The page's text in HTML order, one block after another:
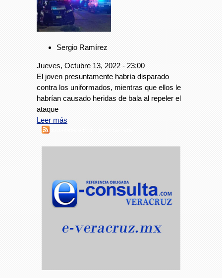
Sergio Ramírez
Jueves, Octubre 13, 2022 - 23:00
El joven presuntamente habría disparado
contra los uniformados, mientras que ellos le
habrían causado heridas de bala al repeler el
ataque
Leer más